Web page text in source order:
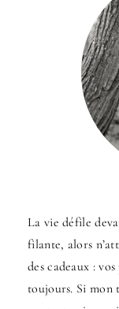
La vie défile
filante, alors
des cadeaux :
toujours. Si mon